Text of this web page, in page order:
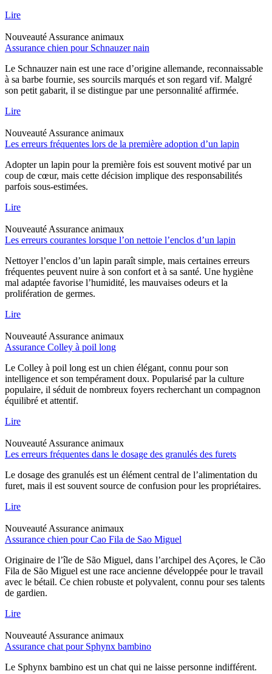
Lire
Nouveauté Assurance animaux
Assurance chien pour Schnauzer nain
Le Schnauzer nain est une race d’origine allemande, reconnaissable
à sa barbe fournie, ses sourcils marqués et son regard vif. Malgré
son petit gabarit, il se distingue par une personnalité affirmée.
Lire
Nouveauté Assurance animaux
Les erreurs fréquentes lors de la première adoption d’un lapin
Adopter un lapin pour la première fois est souvent motivé par un
coup de cœur, mais cette décision implique des responsabilités
parfois sous-estimées.
Lire
Nouveauté Assurance animaux
Les erreurs courantes lorsque l’on nettoie l’enclos d’un lapin
Nettoyer l’enclos d’un lapin paraît simple, mais certaines erreurs
fréquentes peuvent nuire à son confort et à sa santé. Une hygiène
mal adaptée favorise l’humidité, les mauvaises odeurs et la
prolifération de germes.
Lire
Nouveauté Assurance animaux
Assurance Colley à poil long
Le Colley à poil long est un chien élégant, connu pour son
intelligence et son tempérament doux. Popularisé par la culture
populaire, il séduit de nombreux foyers recherchant un compagnon
équilibré et attentif.
Lire
Nouveauté Assurance animaux
Les erreurs fréquentes dans le dosage des granulés des furets
Le dosage des granulés est un élément central de l’alimentation du
furet, mais il est souvent source de confusion pour les propriétaires.
Lire
Nouveauté Assurance animaux
Assurance chien pour Cao Fila de Sao Miguel
Originaire de l’île de São Miguel, dans l’archipel des Açores, le Cão
Fila de São Miguel est une race ancienne développée pour le travail
avec le bétail. Ce chien robuste et polyvalent, connu pour ses talents
de gardien.
Lire
Nouveauté Assurance animaux
Assurance chat pour Sphynx bambino
Le Sphynx bambino est un chat qui ne laisse personne indifférent.